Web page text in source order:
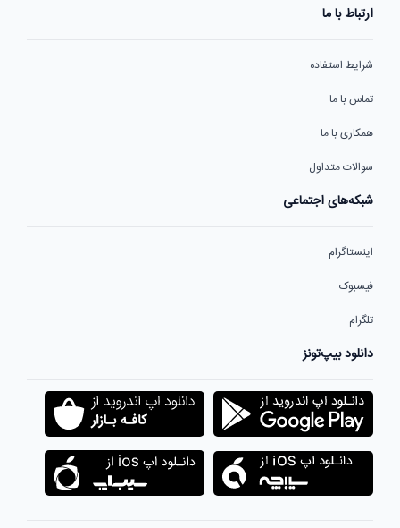
ارتباط با ما
شرایط استفاده
تماس با ما
همکاری با ما
سوالات متداول
شبکه‌های اجتماعی
اینستاگرام
فیسبوک
تلگرام
دانلود بیپ‌تونز